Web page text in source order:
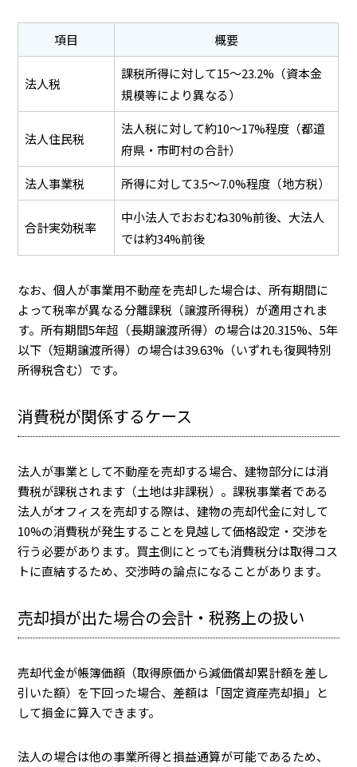
項目 概要
法人税
課税所得に対して15〜23.2%（資本金
規模等により異なる）
法人住民税
法人税に対して約10〜17%程度（都道
府県・市町村の合計）
法人事業税
所得に対して3.5〜7.0%程度（地方税）
合計実効税率
中小法人でおおむね30%前後、大法人
では約34%前後
なお、個人が事業用不動産を売却した場合は、所有期間に
よって税率が異なる分離課税（譲渡所得税）が適用されま
す。所有期間5年超（長期譲渡所得）の場合は20.315%、5年
以下（短期譲渡所得）の場合は39.63%（いずれも復興特別
所得税含む）です。
消費税が関係するケース
法人が事業として不動産を売却する場合、建物部分には消
費税が課税されます （土地は非課税）。課税事業者である
法人がオフィスを売却する際は、建物の売却代金に対して
10%の消費税が発生することを見越して価格設定・交渉を
行う必要があります。買主側にとっても消費税分は取得コス
トに直結するため、交渉時の論点になることがあります。
売却損が出た場合の会計・税務上の扱い
売却代金が帳簿価額（取得原価から減価償却累計額を差し
引いた額）を下回った場合、差額は「固定資産売却損」と
して損金に算入できます。
法人の場合は他の事業所得と損益通算が可能であるため、